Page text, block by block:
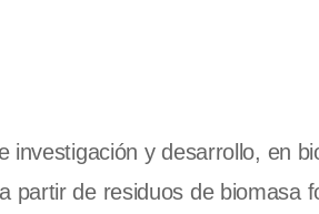
y desarrollo, en
partir de residuos de biomasa